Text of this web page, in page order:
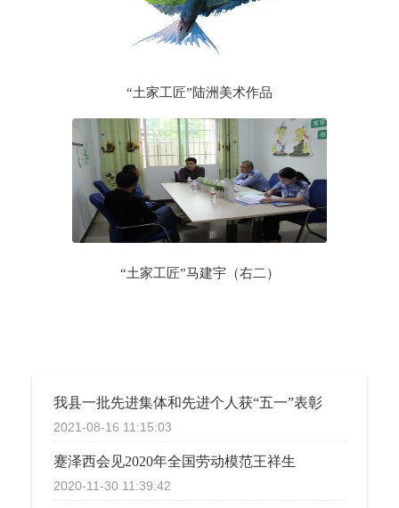
“土家工匠”陆洲美术作品
“土家工匠”马建宇（右二）
我县一批先进集体和先进个人获“五一”表彰
2021-08-16 11:15:03
蹇泽西会见2020年全国劳动模范王祥生
2020-11-30 11:39:42